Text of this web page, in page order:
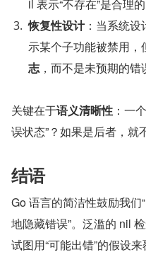
il 表示“不存在”是合理
恢复性设计：当系统设
示某个子功能被禁用，
志，而不是未预期的错
关键在于语义清晰性 ：一
误状态”？如果是后者，就
结语
Go 语言的简洁性鼓励我们
地隐藏错误”。泛滥的 nil
试图用“可能出错”的假设